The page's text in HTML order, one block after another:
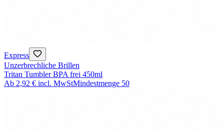
Express
Unzerbrechliche Brillen
Tritan Tumbler BPA frei 450ml
Ab 2,92 € incl. MwStMindestmenge 50